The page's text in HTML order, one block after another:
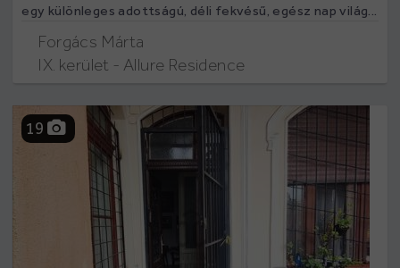
egy különleges adottságú, déli fekvésű, egész nap világ...
Forgács Márta
IX. kerület - Allure Residence
19